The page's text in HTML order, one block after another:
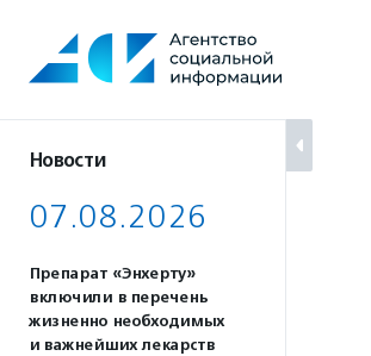
содержанию
Новости
07.08.2026
Препарат «Энхерту»
включили в перечень
жизненно необходимых
и важнейших лекарств